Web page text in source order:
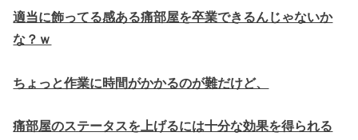
適当に飾ってる感ある痛部屋を卒業できるんじゃないか
な？ｗ
ちょっと作業に時間がかかるのが難だけど、
痛部屋のステータスを上げるには十分な効果を得られる